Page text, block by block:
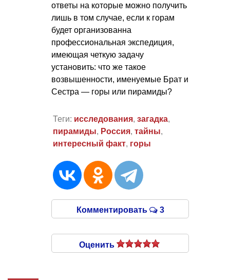
ответы на которые можно получить
лишь в том случае, если к горам
будет организованна
профессиональная экспедиция,
имеющая четкую задачу
установить: что же такое
возвышенности, именуемые Брат и
Сестра — горы или пирамиды?
Теги: исследования, загадка,
пирамиды, Россия, тайны,
интересный факт, горы
Комментировать 3
Оценить